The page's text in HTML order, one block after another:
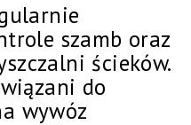
szamb oraz
ścieków.
do
wywóz